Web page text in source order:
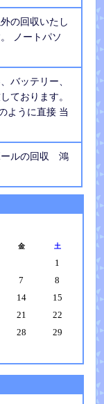
の回収いたし
ノートパソ
バッテリー、
ております。
ように直接 当
ルの回収 鴻
金 土
1
7
8
14
15
21
22
28
29